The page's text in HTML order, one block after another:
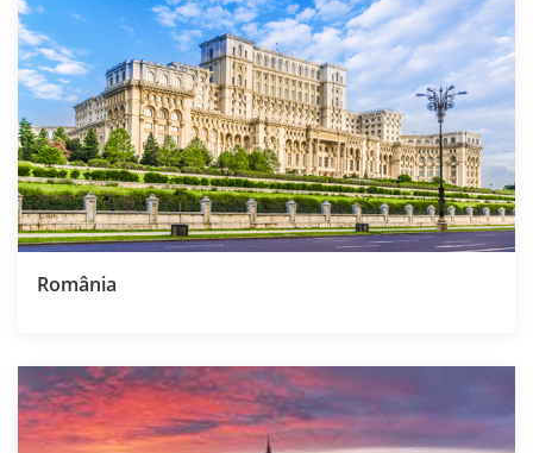
România